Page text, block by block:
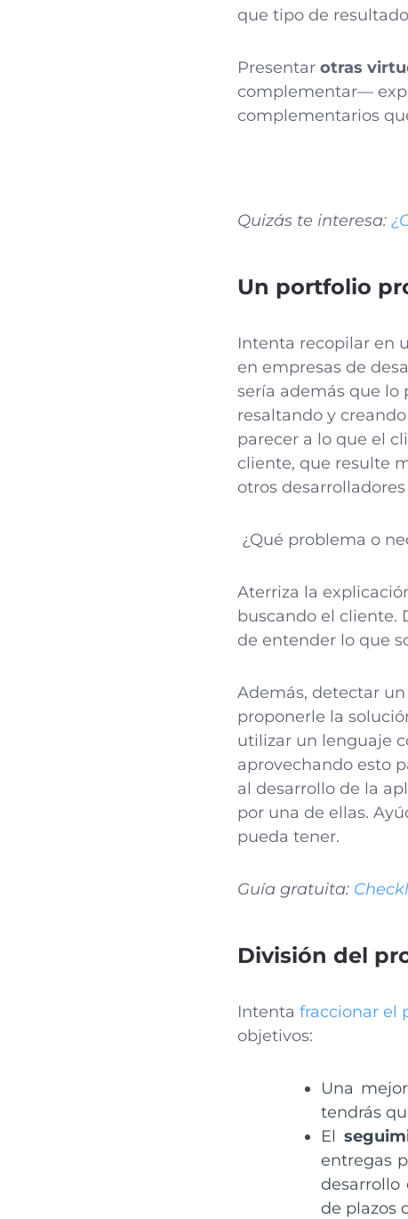
que tipo de
Presentar otras
complementar—
complementarios
Quizás te interesa:
Un portfolio
Intenta recopilar en
en empresas de
sería además que lo
resaltando y
parecer a lo que el
cliente, que resulte
otros
¿Qué problema o
Aterriza la
buscando el cliente.
de entender lo que
Además, detectar
proponerle la
utilizar un lenguaje
aprovechando esto
al desarrollo de la
por una de ellas.
pueda tener.
Guía gratuita:
División del
Intenta fraccionar el
objetivos:
Una mejor
tendrás
El
entregas
de plazos